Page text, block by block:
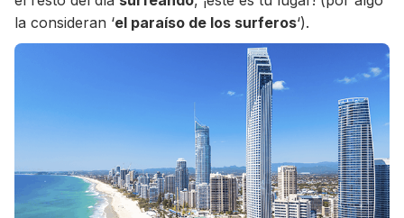
la consideran ‘el paraíso de los surferos‘).